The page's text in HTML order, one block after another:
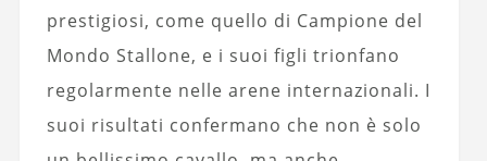
prestigiosi, come quello di Campione del
Mondo Stallone, e i suoi figli trionfano
regolarmente nelle arene internazionali. I
suoi risultati confermano che non è solo